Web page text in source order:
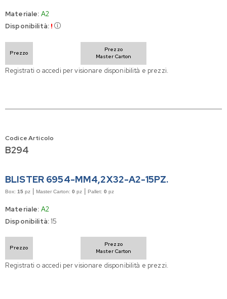
Materiale: A2
Disponibilità: !
Prezzo
Prezzo
Master Carton
Registrati o accedi per visionare disponibilità e prezzi.
Codice Articolo
B294
BLISTER 6954-MM4,2X32-A2-15PZ.
Box: 15 pz Master Carton: 0 pz Pallet: 0 pz
Materiale: A2
Disponibilità:15
Prezzo
Prezzo
Master Carton
Registrati o accedi per visionare disponibilità e prezzi.